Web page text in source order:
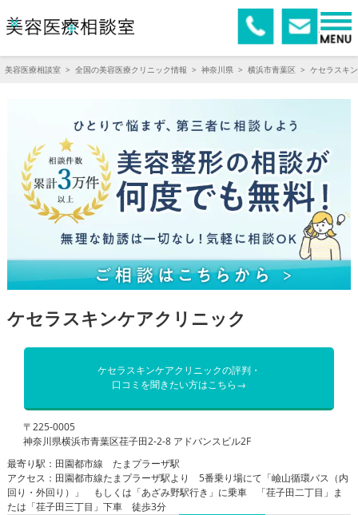
美容医療相談室 > 全国の美容医療クリニック情報 > 神奈川県 > 横浜市青葉区 > ケセラスキ
ケセラスキンケアクリニック
ケセラスキンケアクリニックの評判・
口コミを聞きたい方はこちら→
〒225-0005
神奈川県横浜市青葉区荏子田2-2-8 アドバンスビル2F
最寄り駅：田園都市線 たまプラーザ駅
アクセス：田園都市線たまプラーザ駅より 5番乗り場にて「嶮山循環バス（内
回り・外回り）」 もしくは「あざみ野駅行き」に乗車 「荏子田二丁目」ま
たは「荏子田三丁目」下車 徒歩3分